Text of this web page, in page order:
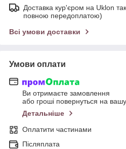
Доставка кур'єром на Uklon
повною передоплатою)
Всі умови доставки
Умови оплати
Ви отримаєте замовлення
або гроші повернуться на
Детальніше
Оплатити частинами
Післяплата